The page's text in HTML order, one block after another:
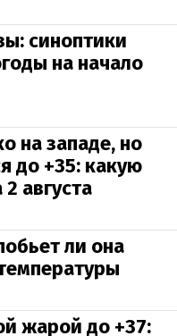
синоптики
на начало
на западе, но
до +35: какую
августа
ли она
жарой до +37: